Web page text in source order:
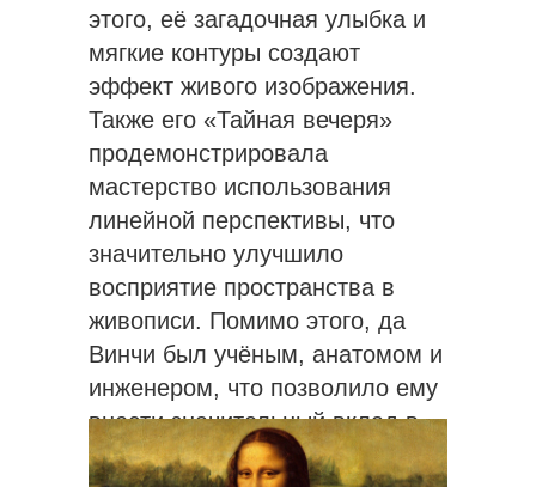
этого, её загадочная улыбка и
мягкие контуры создают
эффект живого изображения.
Также его «Тайная вечеря»
продемонстрировала
мастерство использования
линейной перспективы, что
значительно улучшило
восприятие пространства в
живописи. Помимо этого, да
Винчи был учёным, анатомом и
инженером, что позволило ему
внести значительный вклад в
изучение человеческого тела и